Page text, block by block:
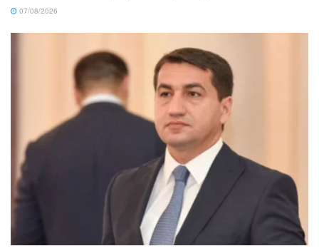
07/08/2026